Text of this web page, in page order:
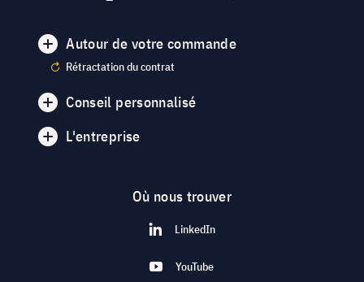
Autour de votre commande
Rétractation du contrat
Conseil personnalisé
L'entreprise
Où nous trouver
LinkedIn
YouTube